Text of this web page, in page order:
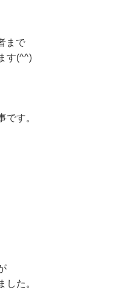
まで
す(^^)
です。
した。